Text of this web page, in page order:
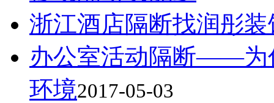
浙江酒店隔断找润彤装
办公室活动隔断——为
环境2017-05-03